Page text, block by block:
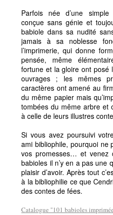
Parfois née d’une simple
conçue sans génie et
babiole dans sa nudité
jamais à sa noblesse
l’imprimerie, qui donne
pensée, même
fortune et la gloire ont posé
ouvrages ; les mêmes
caractères ont amené au
du même papier mais
tombées du même arbre et
à celle de leurs illustres
Si vous avez poursuivi
ami bibliophile, pourquoi ne
vos promesses… et venez
babioles il n’y en a pas une
plaisir d’avoir. Après tout
à la bibliophilie ce que
des contes de fées.
Catalogue "101 babioles